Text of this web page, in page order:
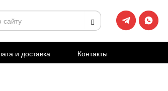
и доставка Контакты